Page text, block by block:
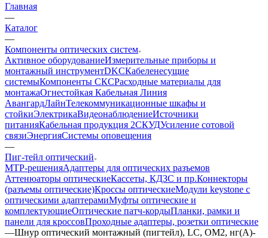
Главная
—
Каталог
—
Компоненты оптических систем
Активное оборудованиеИзмерительные приборы и
монтажный инструментDKCКабеленесущие
системыКомпоненты СКСРасходные материалы для
монтажаОгнестойкая Кабельная Линия
АвангардЛайнТелекоммуникационные шкафы и
стойкиЭлектрикаВидеонаблюдениеИсточники
питанияКабельная продукция 2СКУДУсиление сотовой
связиЭнергияСистемы оповещения
—
Пиг-тейл оптический
MTP-решенияАдаптеры для оптических разъемов
Аттенюаторы оптическиеКассеты, КДЗС и пр.Коннекторы
(разъемы оптические)Кроссы оптическиеМодули keystone с
оптическими адаптерамиМуфты оптические и
комплектующиеОптические патч-кордыПланки, рамки и
панели для кроссовПроходные адаптеры, розетки оптические
—Шнур оптический монтажный (пигтейл), LC, OM2, нг(А)-